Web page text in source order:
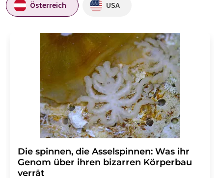
Österreich USA
Die spinnen, die Asselspinnen: Was ihr
Genom über ihren bizarren Körperbau
verrät